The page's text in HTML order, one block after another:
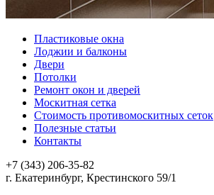
Пластиковые окна
Лоджии и балконы
Двери
Потолки
Ремонт окон и дверей
Москитная сетка
Стоимость противомоскитных сеток
Полезные статьи
Контакты
+7 (343) 206-35-82
г. Екатеринбург, Крестинского 59/1